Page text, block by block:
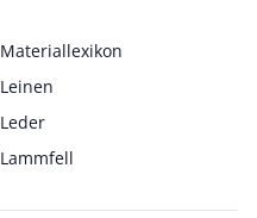
Materiallexikon
Leinen
Leder
Lammfell